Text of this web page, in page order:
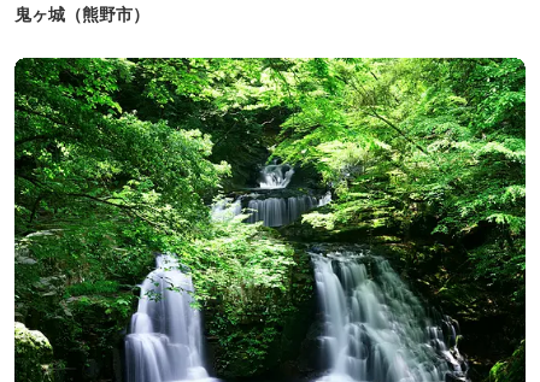
鬼ヶ城（熊野市）